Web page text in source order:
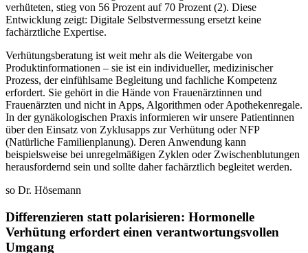
verhüteten, stieg von 56 Prozent auf 70 Prozent (2). Diese
Entwicklung zeigt: Digitale Selbstvermessung ersetzt keine
fachärztliche Expertise.
Verhütungsberatung ist weit mehr als die Weitergabe von
Produktinformationen – sie ist ein individueller, medizinischer
Prozess, der einfühlsame Begleitung und fachliche Kompetenz
erfordert. Sie gehört in die Hände von Frauenärztinnen und
Frauenärzten und nicht in Apps, Algorithmen oder Apothekenregale.
In der gynäkologischen Praxis informieren wir unsere Patientinnen
über den Einsatz von Zyklusapps zur Verhütung oder NFP
(Natürliche Familienplanung). Deren Anwendung kann
beispielsweise bei unregelmäßigen Zyklen oder Zwischenblutungen
herausfordernd sein und sollte daher fachärztlich begleitet werden.
so Dr. Hösemann
Differenzieren statt polarisieren: Hormonelle
Verhütung erfordert einen verantwortungsvollen
Umgang